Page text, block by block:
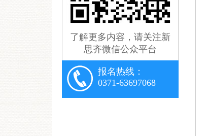
了解更多内容，请关注新
思齐微信公众平台
报名热线：
0371-63697068